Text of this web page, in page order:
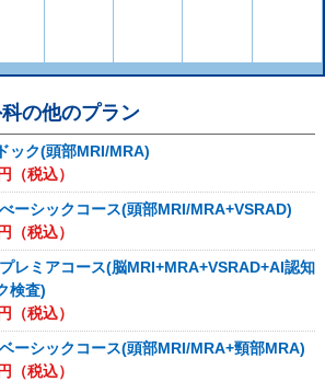
の他のプラン
ック(頭部MRI/MRA)
（税込）
ーシックコース(頭部MRI/MRA+VSRAD)
（税込）
レミアコース(脳MRI+MRA+VSRAD+AI認知
検査)
（税込）
ーシックコース(頭部MRI/MRA+頸部MRA)
（税込）